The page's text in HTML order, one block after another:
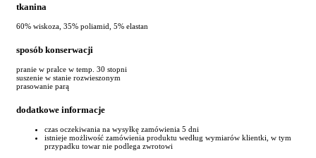
tkanina
60% wiskoza, 35% poliamid, 5% elastan
sposób konserwacji
pranie w pralce w temp. 30 stopni
suszenie w stanie rozwieszonym
prasowanie parą
dodatkowe informacje
czas oczekiwania na wysyłkę zamówienia 5 dni
istnieje możliwość zamówienia produktu według wymiarów klientki, w tym
przypadku towar nie podlega zwrotowi